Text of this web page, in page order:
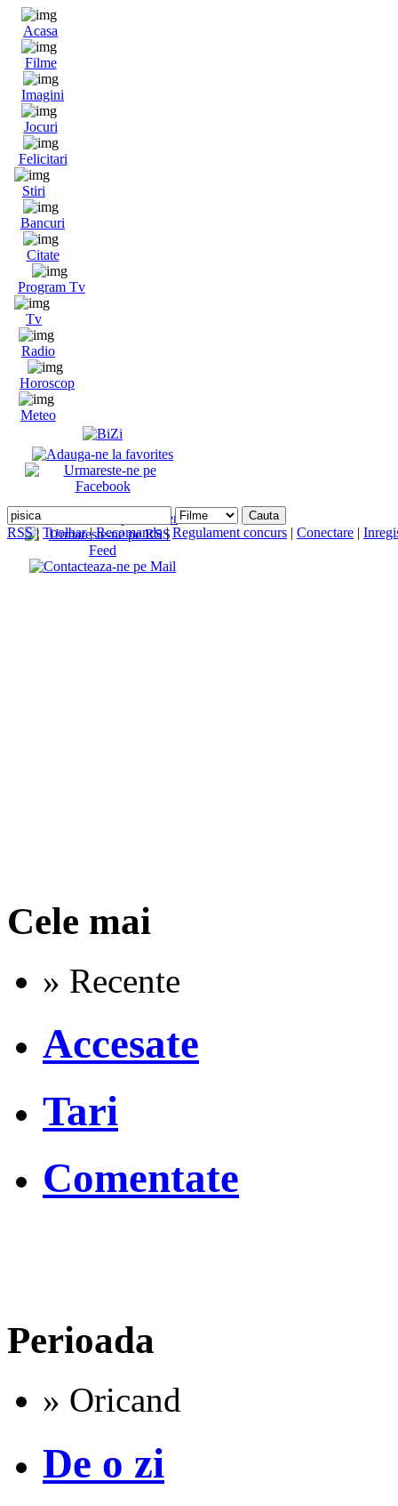
Acasa
Filme
Imagini
Jocuri
Felicitari
Stiri
Bancuri
Citate
Program Tv
Tv
Radio
Horoscop
Meteo
RSS| Toolbar|Recomanda|Regulament concurs | Conectare |
Cele mai
» Recente
Accesate
Tari
Comentate
Perioada
» Oricand
De o zi